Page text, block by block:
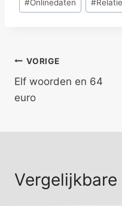
#Onlinedaten #
Bericht
navigatie
VORIGE
Elf woorden en 64
euro